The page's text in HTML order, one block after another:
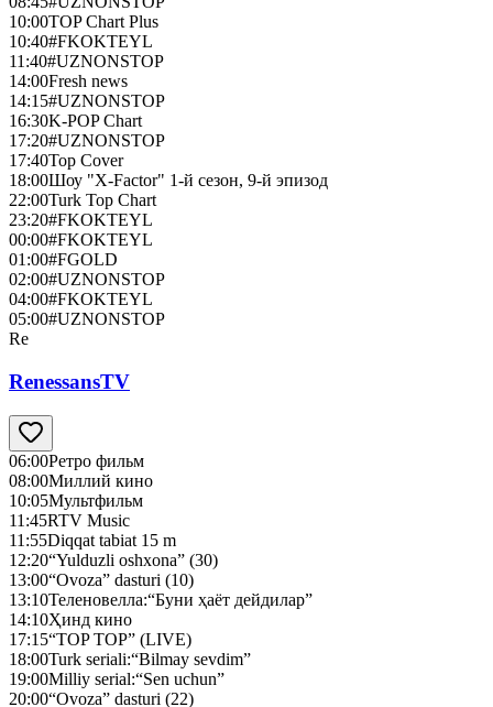
10:00TOP Chart Plus
10:40#FKOKTEYL
11:40#UZNONSTOP
14:00Fresh news
14:15#UZNONSTOP
16:30K-POP Chart
17:20#UZNONSTOP
17:40Top Cover
18:00Шоу "X-Factor" 1-й сезон, 9-й эпизод
22:00Turk Top Chart
23:20#FKOKTEYL
00:00#FKOKTEYL
01:00#FGOLD
02:00#UZNONSTOP
04:00#FKOKTEYL
05:00#UZNONSTOP
Re
RenessansTV
06:00Ретро фильм
08:00Миллий кино
10:05Мультфильм
11:45RTV Music
11:55Diqqat tabiat 15 m
12:20“Yulduzli oshxona” (30)
13:00“Ovoza” dasturi (10)
13:10Теленовелла:“Буни ҳаёт дейдилар”
14:10Ҳинд кино
17:15“TOP TOP” (LIVE)
18:00Turk seriali:“Bilmay sevdim”
19:00Milliy serial:“Sen uchun”
20:00“Ovoza” dasturi (22)